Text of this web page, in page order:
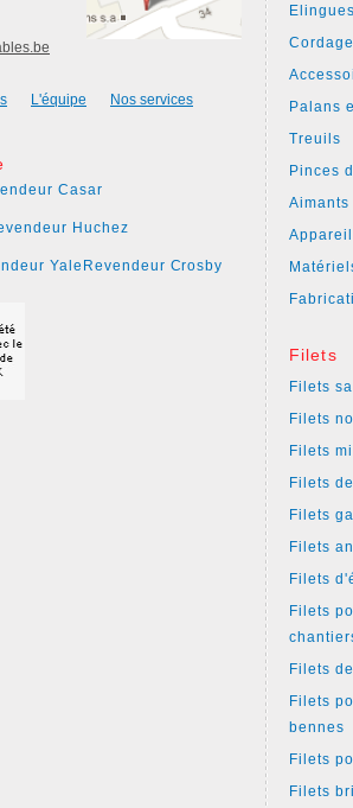
L'équipe Nos services
Casar
Huchez
Yale Revendeur Crosby
Palans
Treuils
Pinces
Filets
Filets
Filets
Filets
Filets
Filets
Filets
Filets
Filets
Filets
Filets
bennes
Filets
Filets